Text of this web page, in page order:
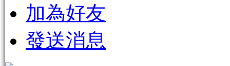
加為好友
發送消息